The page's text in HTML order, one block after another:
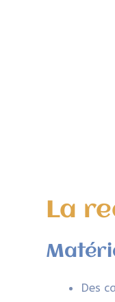
La
Des